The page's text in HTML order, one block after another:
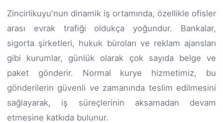
Zincirlikuyu'nun dinamik iş ortamında, özellikle ofisler
arası evrak trafiği oldukça yoğundur. Bankalar,
sigorta şirketleri, hukuk büroları ve reklam ajansları
gibi kurumlar, günlük olarak çok sayıda belge ve
paket gönderir. Normal kurye hizmetimiz, bu
gönderilerin güvenli ve zamanında teslim edilmesini
sağlayarak, iş süreçlerinin aksamadan devam
etmesine katkıda bulunur.